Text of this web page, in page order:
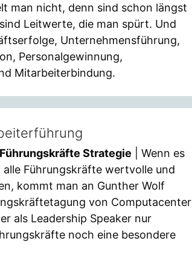
man nicht, denn sind schon längst
Leitwerte, die man spürt. Und
Unternehmensführung,
Personalgewinnung,
Mitarbeiterbindung.
Strategie | Wenn es
Führungskräfte wertvolle und
kommt man an Gunther Wolf
von Computacenter
als Leadership Speaker nur
noch eine besondere